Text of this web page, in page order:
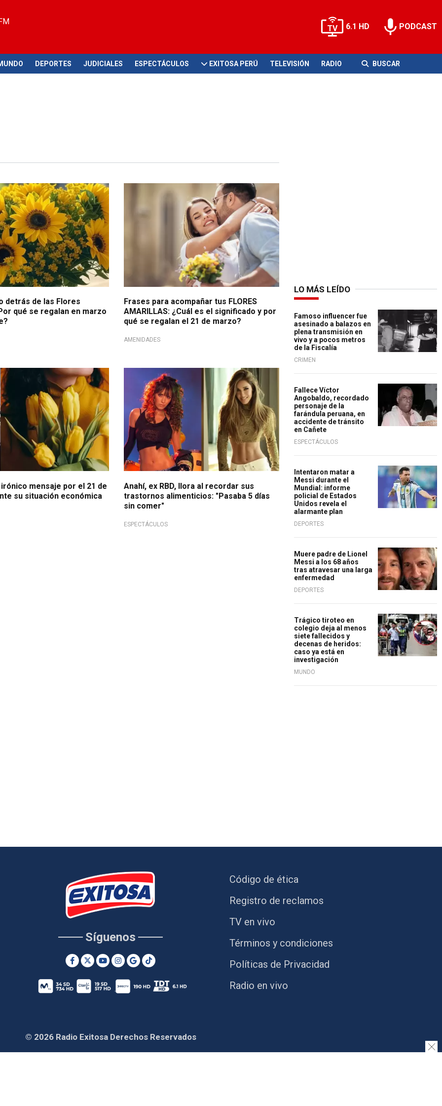
6.1 HD PODCAST
DEPORTES JUDICIALES ESPECTÁCULOS EXITOSA PERÚ TELEVISIÓN RADIO BUSCAR
detrás de las Flores
qué se regalan en marzo
Frases para acompañar tus FLORES
AMARILLAS: ¿Cuál es el significado y por
qué se regalan el 21 de marzo?
AMENIDADES
mensaje por el 21 de
su situación económica
Casi muere
Anahí, ex RBD, llora al recordar sus
trastornos alimenticios: "Pasaba 5 días
sin comer"
ESPECTÁCULOS
LO MÁS LEÍDO
Famoso influencer fue
asesinado a balazos en
plena transmisión en
vivo y a pocos metros
de la Fiscalía
CRIMEN
Fallece Víctor
Angobaldo, recordado
personaje de la
farándula peruana, en
accidente de tránsito
en Cañete
ESPECTÁCULOS
Intentaron matar a
Messi durante el
Mundial: informe
policial de Estados
Unidos revela el
alarmante plan
DEPORTES
Muere padre de Lionel
Messi a los 68 años
tras atravesar una larga
enfermedad
DEPORTES
Trágico tiroteo en
colegio deja al menos
siete fallecidos y
decenas de heridos:
caso ya está en
investigación
MUNDO
Síguenos
Código de ética
Registro de reclamos
TV en vivo
Términos y condiciones
Políticas de Privacidad
Radio en vivo
© 2026 Radio Exitosa Derechos Reservados